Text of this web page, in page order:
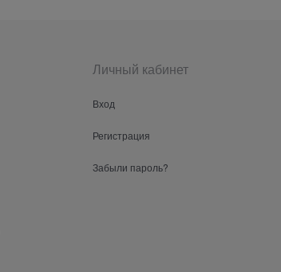
Личный кабинет
Вход
Регистрация
Забыли пароль?